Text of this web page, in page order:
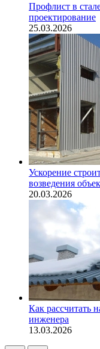
Профлист в
проектирование
25.03.2026
Ускорение
возведения
20.03.2026
Как рассчитать
инженера
13.03.2026